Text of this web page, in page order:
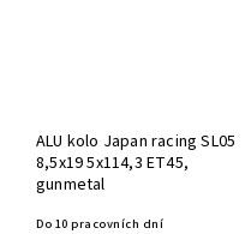
ALU kolo Japan racing SL05
8,5x19 5x114,3 ET45,
gunmetal
Do 10 pracovních dní